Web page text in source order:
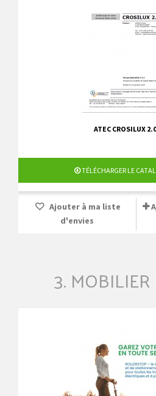
ATEC CROSILUX
TÉLÉCHARGER LE
Ajouter à ma liste
d'envies
3.